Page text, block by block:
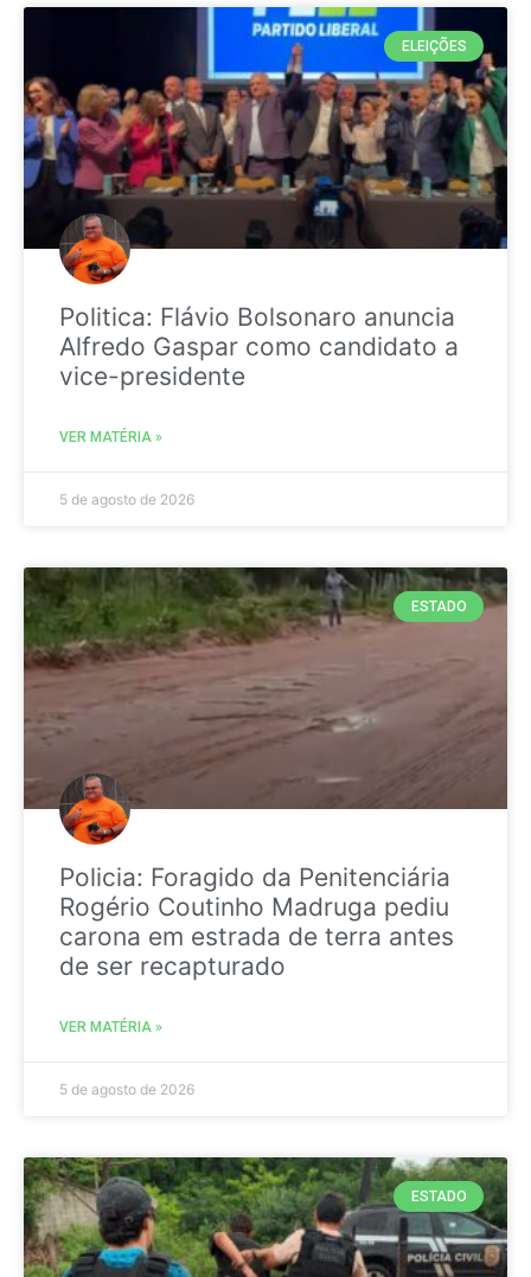
ELEIÇÕES
Politica: Flávio Bolsonaro anuncia
Alfredo Gaspar como candidato a
vice-presidente
VER MATÉRIA »
5 de agosto de 2026
ESTADO
Policia: Foragido da Penitenciária
Rogério Coutinho Madruga pediu
carona em estrada de terra antes
de ser recapturado
VER MATÉRIA »
5 de agosto de 2026
ESTADO